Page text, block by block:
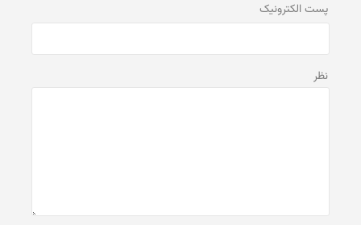
پست الكترونيک
نظر